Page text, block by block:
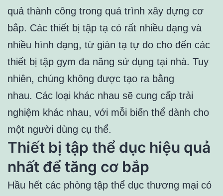
quả thành công trong quá trình xây dựng cơ
bắp. Các thiết bị tập tạ có rất nhiều dạng và
nhiều hình dạng, từ giàn tạ tự do cho đến các
thiết bị tập gym đa năng sử dụng tại nhà. Tuy
nhiên, chúng không được tạo ra bằng
nhau. Các loại khác nhau sẽ cung cấp trải
nghiệm khác nhau, với mỗi biến thể dành cho
một người dùng cụ thể.
Thiết bị tập thể dục hiệu quả
nhất để tăng cơ bắp
Hầu hết các phòng tập thể dục thương mại có